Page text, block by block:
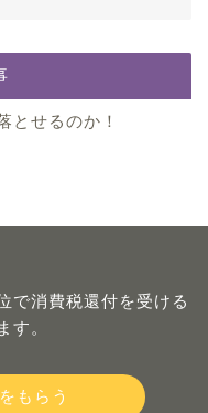
とせる​のか！
で消費税還付を受ける
す。
もらう